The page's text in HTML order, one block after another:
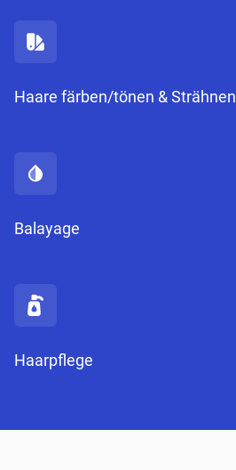
Haare färben/tönen & Strähnen
Balayage
Haarpflege